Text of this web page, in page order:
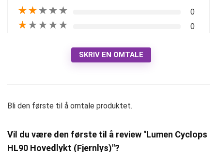
★★★★★ 0
★★★★★ 0
SKRIV EN OMTALE
Bli den første til å omtale produktet.
Vil du være den første til å review "Lumen Cyclops
HL90 Hovedlykt (Fjernlys)"?